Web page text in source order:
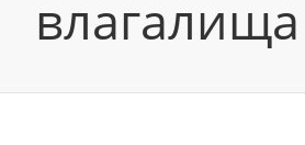
влагалища